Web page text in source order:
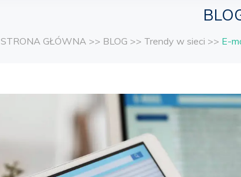
STRONA GŁÓWNA >> BLOG >> Trendy w sieci >> E-